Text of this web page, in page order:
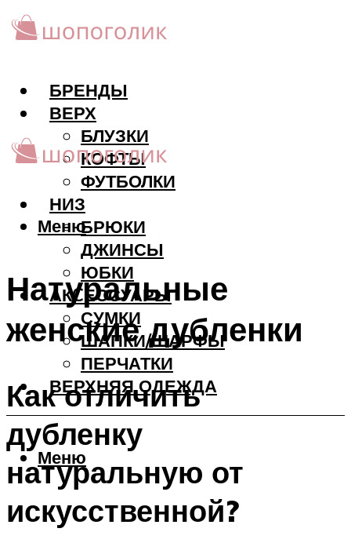
БРЕНДЫ
ВЕРХ
БЛУЗКИ
КОФТЫ
ФУТБОЛКИ
НИЗ
БРЮКИ
ДЖИНСЫ
ЮБКИ
АКCЕССУАРЫ
СУМКИ
ШАПКИ/ШАРФЫ
ПЕРЧАТКИ
ВЕРХНЯЯ ОДЕЖДА
Меню
Меню
Натуральные
женские дубленки
Как отличить
дубленку
натуральную от
искусственной?